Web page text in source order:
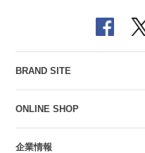
BRAND SITE
ONLINE SHOP
企業情報